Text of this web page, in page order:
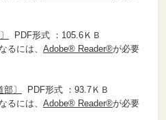
PDF形式 ：105.6ＫＢ
るには、 Adobe® Reader®が必要
〕
PDF形式 ：93.7ＫＢ
るには、 Adobe® Reader®が必要